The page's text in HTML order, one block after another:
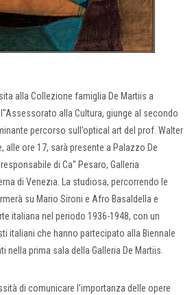
alla Collezione famiglia De Martiis a
alla Cultura, giunge al secondo
percorso sull’optical art del prof. Walter
alle ore 17, sarà presente a Palazzo De
di Ca'' Pesaro, Galleria
di Venezia. La studiosa, percorrendo le
su Mario Sironi e Afro Basaldella e
italiana nel periodo 1936-1948, con un
italiani che hanno partecipato alla Biennale
nella prima sala della Galleria De Martiis.
di comunicare l’importanza delle opere